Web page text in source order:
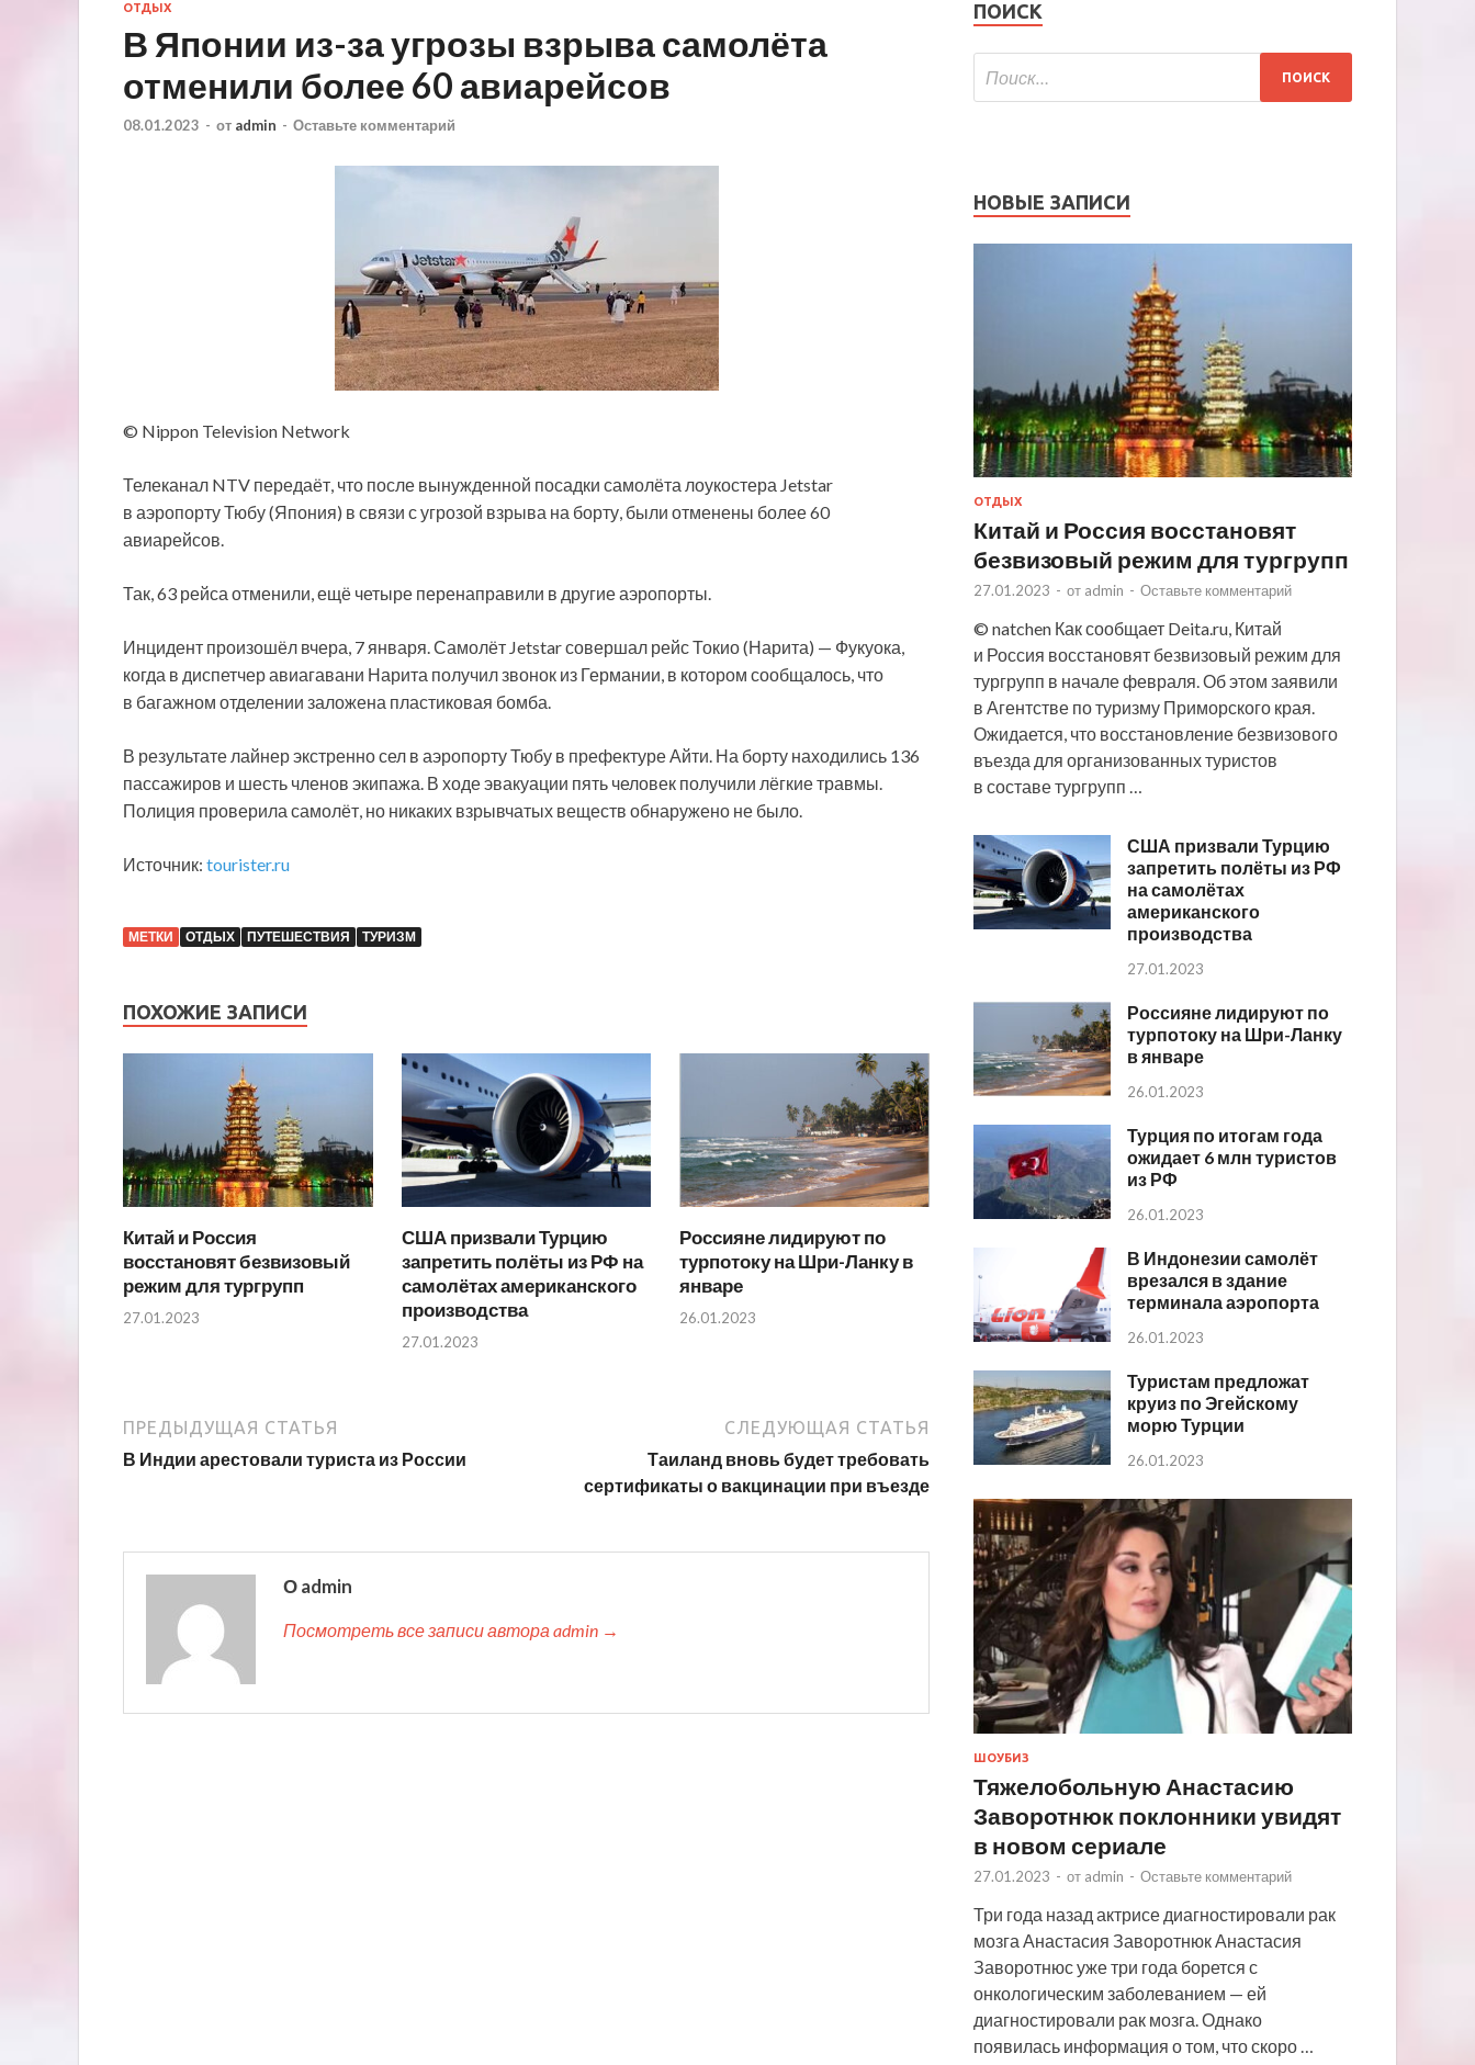
ОТДЫХ
В Японии из-за угрозы взрыва самолёта
отменили более 60 авиарейсов
08.01.2023 - от admin - Оставьте комментарий
© Nippon Television Network
Телеканал NTV передаёт, что после вынужденной посадки самолёта лоукостера Jetstar
в аэропорту Тюбу (Япония) в связи с угрозой взрыва на борту, были отменены более 60
авиарейсов.
Так, 63 рейса отменили, ещё четыре перенаправили в другие аэропорты.
Инцидент произошёл вчера, 7 января. Самолёт Jetstar совершал рейс Токио (Нарита) — Фукуока,
когда в диспетчер авиагавани Нарита получил звонок из Германии, в котором сообщалось, что
в багажном отделении заложена пластиковая бомба.
В результате лайнер экстренно сел в аэропорту Тюбу в префектуре Айти. На борту находились 136
пассажиров и шесть членов экипажа. В ходе эвакуации пять человек получили лёгкие травмы.
Полиция проверила самолёт, но никаких взрывчатых веществ обнаружено не было.
Источник: tourister.ru
МЕТКИ ОТДЫХ ПУТЕШЕСТВИЯ ТУРИЗМ
ПОХОЖИЕ ЗАПИСИ
Китай и Россия
восстановят безвизовый
режим для тургрупп
27.01.2023
США призвали Турцию
запретить полёты из РФ на
самолётах американского
производства
27.01.2023
Россияне лидируют по
турпотоку на Шри-Ланку в
январе
26.01.2023
ПРЕДЫДУЩАЯ СТАТЬЯ
В Индии арестовали туриста из России
СЛЕДУЮЩАЯ СТАТЬЯ
Таиланд вновь будет требовать
сертификаты о вакцинации при въезде
О admin
Посмотреть все записи автора admin →
ПОИСК
НОВЫЕ ЗАПИСИ
ОТДЫХ
Китай и Россия восстановят
безвизовый режим для тургрупп
27.01.2023 - от admin - Оставьте комментарий
© natchen Как сообщает Deita.ru, Китай
и Россия восстановят безвизовый режим для
тургрупп в начале февраля. Об этом заявили
в Агентстве по туризму Приморского края.
Ожидается, что восстановление безвизового
въезда для организованных туристов
в составе тургрупп …
США призвали Турцию
запретить полёты из РФ
на самолётах
американского
производства
27.01.2023
Россияне лидируют по
турпотоку на Шри-Ланку
в январе
26.01.2023
Турция по итогам года
ожидает 6 млн туристов
из РФ
26.01.2023
В Индонезии самолёт
врезался в здание
терминала аэропорта
26.01.2023
Туристам предложат
круиз по Эгейскому
морю Турции
26.01.2023
ШОУБИЗ
Тяжелобольную Анастасию
Заворотнюк поклонники увидят
в новом сериале
27.01.2023 - от admin - Оставьте комментарий
Три года назад актрисе диагностировали рак
мозга Анастасия Заворотнюк Анастасия
Заворотнюс уже три года борется с
онкологическим заболеванием — ей
диагностировали рак мозга. Однако
появилась информация о том, что скоро …